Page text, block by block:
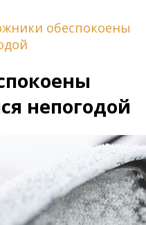
обеспокоены
непогодой